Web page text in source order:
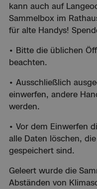
kann auch auf
Sammelbox im
für alte Handys!
• Bitte die üblichen
beachten.
• Ausschließlich
einwerfen, andere
werden.
• Vor dem Einwerfen
alle Daten löschen,
gespeichert sind.
Geleert wurde die
Abständen von